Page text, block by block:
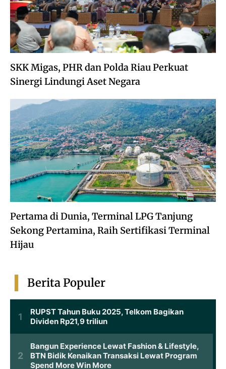
SKK Migas, PHR dan Polda Riau Perkuat
Sinergi Lindungi Aset Negara
Pertama di Dunia, Terminal LPG Tanjung
Sekong Pertamina, Raih Sertifikasi Terminal
Hijau
Berita Populer